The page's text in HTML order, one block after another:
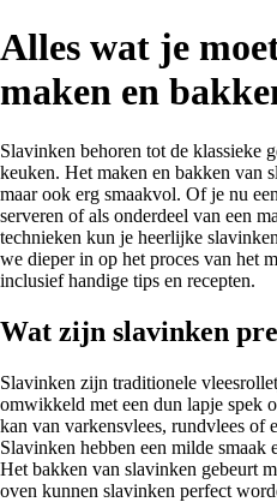
Alles wat je
maken en
Slavinken behoren tot de klassieke
keuken. Het maken en bakken van
maar ook erg smaakvol. Of je nu
serveren of als onderdeel van een
technieken kun je heerlijke
we dieper in op het proces van het
inclusief handige tips en recepten.
Wat zijn slavinken
Slavinken zijn traditionele
omwikkeld met een dun lapje spek
kan van varkensvlees, rundvlees of
Slavinken hebben een milde
Het bakken van slavinken gebeurt
oven kunnen slavinken perfect